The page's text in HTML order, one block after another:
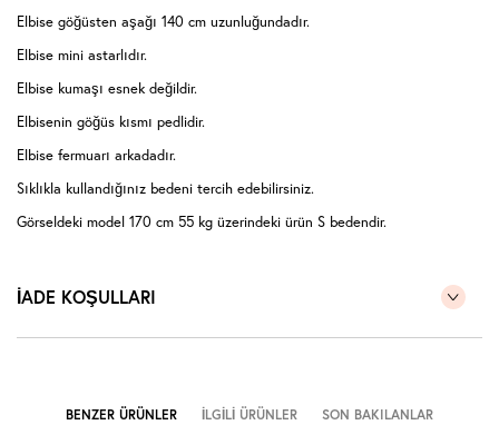
Elbise göğüsten aşağı 140 cm uzunluğundadır.
Elbise mini astarlıdır.
Elbise kumaşı esnek değildir.
Elbisenin göğüs kısmı pedlidir.
Elbise fermuarı arkadadır.
Sıklıkla kullandığınız bedeni tercih edebilirsiniz.
Görseldeki model 170 cm 55 kg üzerindeki ürün S bedendir.
İADE KOŞULLARI
BENZER ÜRÜNLER İLGILI ÜRÜNLER SON BAKILANLAR